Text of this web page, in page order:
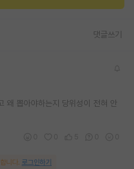
댓글쓰기
왜 뽑아야하는지 당위성이 전혀 안
니다. 로그인하기